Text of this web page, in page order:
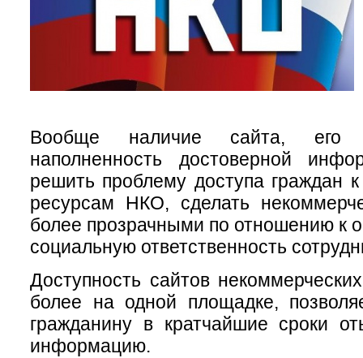
Вообще наличие сайта, его
наполненность достоверной
решить проблему доступа граждан
ресурсам НКО, сделать
более прозрачными по отношению к
социальную ответственность
Доступность сайтов
более на одной площадке,
гражданину в кратчайшие сроки
информацию.